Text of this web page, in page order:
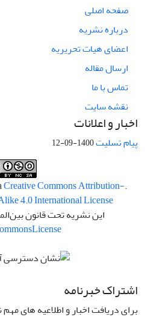
صفحه اصلی
درباره نشریه
اعضای هیات تحریریه
ارسال مقاله
تماس با ما
نقشه سایت
اخبار و اعلانات
پیام تسلیت1400-09-12
.This work is licensed under a
Creative Commons Attribution-
4.0 International License
این نشریه تحت قانون
License
اشتراک خبرنامه
برای دریافت اخبار و اطلاعیه های